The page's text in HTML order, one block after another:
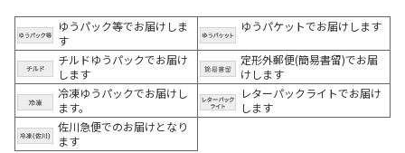
ゆうパック等でお届けしま
す
ゆうパケットでお届けします
チルドゆうパックでお届け
します
定形外郵便(簡易書留)でお届
けします
冷凍ゆうパックでお届けし
ます。
レターパックライトでお届け
します
佐川急便でのお届けとなり
ます